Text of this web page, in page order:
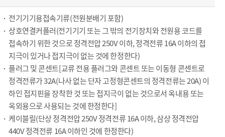
전기기기용접속기류(전원분배기 포함)
상호연결커플러(전기기기 또는 그 밖의 전기장치와 전원용 코드를
접속하기 위한 것으로 정격전압 250V 이하, 정격전류 16A 이하의 접
지극이 있거나 접지극이 없는 것에 한정한다)
플러그 및 콘센트[교류 전용 플러그와 콘센트 또는 이동형 콘센트로
정격전류가 32A(나사 없는 단자 고정형콘센트의 정격전류는 20A) 이
하인 접지핀을 장착한 것 또는 접지극이 없는 것으로서 옥내용 또는
옥외용으로 사용되는 것에 한정한다]
케이블릴(단상 정격전압 250V 정격전류 16A 이하, 삼상 정격전압
440V 정격전류 16A 이하인 것에 한정한다)